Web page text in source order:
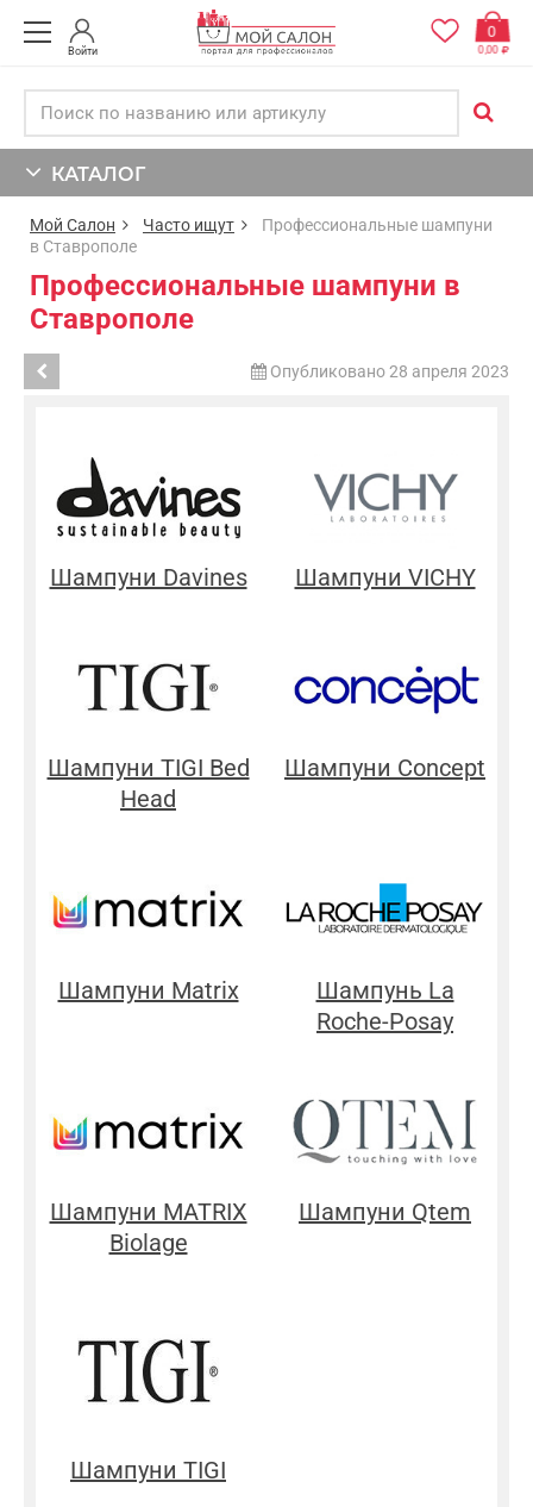
Войти
0
0,00
КАТАЛОГ
Мой Салон Часто ищут
Профессиональные шампуни
в Ставрополе
Профессиональные шампуни в
Ставрополе
Опубликовано 28 апреля 2023
Шампуни Davines Шампуни VICHY
Шампуни TIGI Bed
Head
Шампуни Concept
Шампуни Matrix
Шампунь La
Roche-Posay
Шампуни MATRIX
Biolage
Шампуни Qtem
Шампуни TIGI